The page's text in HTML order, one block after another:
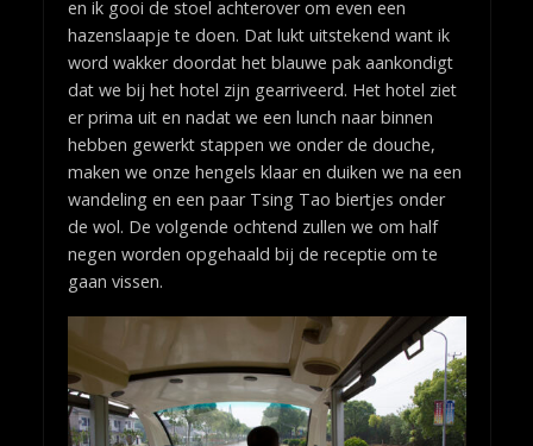
en ik gooi de stoel achterover om even een
hazenslaapje te doen. Dat lukt uitstekend want ik
word wakker doordat het blauwe pak aankondigt
dat we bij het hotel zijn gearriveerd. Het hotel ziet
er prima uit en nadat we een lunch naar binnen
hebben gewerkt stappen we onder de douche,
maken we onze hengels klaar en duiken we na een
wandeling en een paar Tsing Tao biertjes onder
de wol. De volgende ochtend zullen we om half
negen worden opgehaald bij de receptie om te
gaan vissen.